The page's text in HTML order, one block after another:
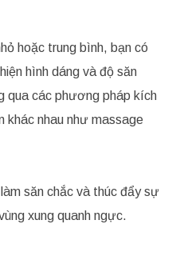
hoặc trung bình, bạn có
hình dáng và độ săn
qua các phương pháp kích
khác nhau như massage
săn chắc và thúc đẩy sự
xung quanh ngực.